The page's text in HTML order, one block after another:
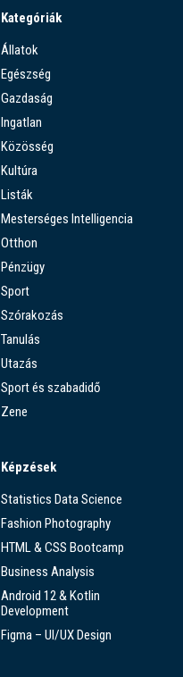
Kategóriák
Állatok
Egészség
Gazdaság
Ingatlan
Közösség
Kultúra
Listák
Mesterséges Intelligencia
Otthon
Pénzügy
Sport
Szórakozás
Tanulás
Utazás
Sport és szabadidő
Zene
Képzések
Statistics Data Science
Fashion Photography
HTML & CSS Bootcamp
Business Analysis
Android 12 & Kotlin
Development
Figma – UI/UX Design